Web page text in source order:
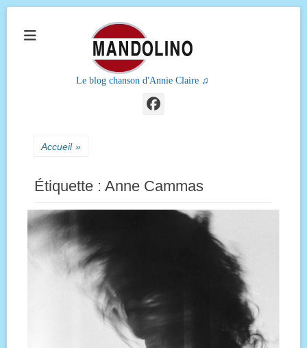
Le blog chanson d'Annie Claire ♫
Facebook
Accueil »
Étiquette : Anne Cammas